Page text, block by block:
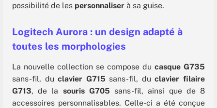
possibilité de les personnaliser à sa guise.
Logitech Aurora : un design adapté à
toutes les morphologies
La nouvelle collection se compose du casque G735
sans-fil, du clavier G715 sans-fil, duclavier filaire
G713, de la souris G705 sans-fil, ainsi que de 8
accessoires personnalisables. Celle-ci a été conçue